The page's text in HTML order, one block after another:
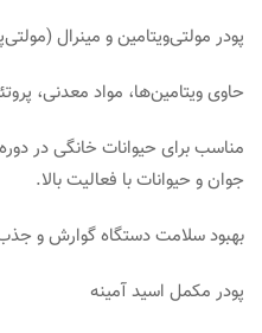
پودر مولتی‌ویتامین و مینرال
حاوی ویتامین‌ها، مواد معدنی،
مناسب برای حیوانات خانگی در
جوان و حیوانات با فعالیت بالا.
بهبود سلامت دستگاه گوارش و
پودر مکمل اسید آمینه